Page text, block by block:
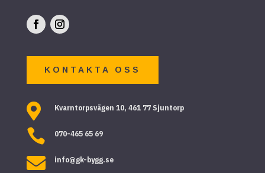
KONTAKTA OSS
 Kvarntorpsvägen 10, 461 77 Sjuntorp
 070-465 65 69
 info@gk-bygg.se